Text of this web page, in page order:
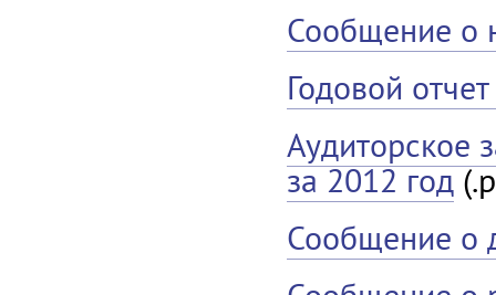
Сообщение о
Годовой
Аудиторское
за 2012 год
Сообщение о